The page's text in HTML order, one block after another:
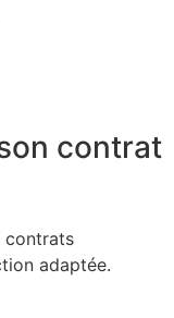
contrat
contrats
adaptée.